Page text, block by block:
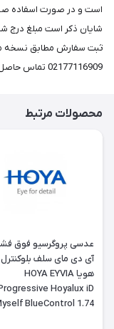
است و در صورت اسفاده
شایان ذکر است مبلغ درج
02177116909 تماس حاصل فرمایید.
محصولات مرتبط
عدسی پروگرسیو فوق
آی دی مای سلف بلوکنترل
هویا HOYA EYVIA
Hoyalux iD
BlueControl 1.74